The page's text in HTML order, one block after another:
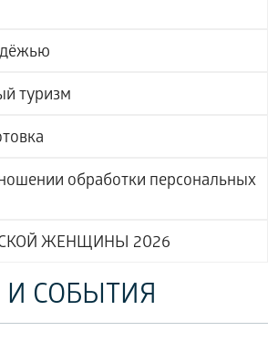
туризм
обработки персональных
ЖЕНЩИНЫ 2026
И СОБЫТИЯ